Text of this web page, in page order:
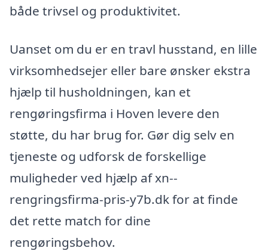
både trivsel og produktivitet.
Uanset om du er en travl husstand, en lille
virksomhedsejer eller bare ønsker ekstra
hjælp til husholdningen, kan et
rengøringsfirma i Hoven levere den
støtte, du har brug for. Gør dig selv en
tjeneste og udforsk de forskellige
muligheder ved hjælp af xn--
rengringsfirma-pris-y7b.dk for at finde
det rette match for dine
rengøringsbehov.